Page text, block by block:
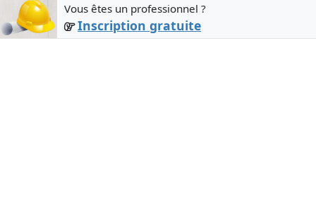
Vous êtes un professionnel ?
Inscription gratuite